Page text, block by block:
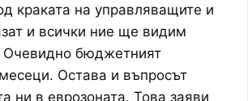
краката на управляващите и
и всички ние ще видим
Очевидно бюджетният
Остава и въпросът
ни в еврозоната. Това заяви